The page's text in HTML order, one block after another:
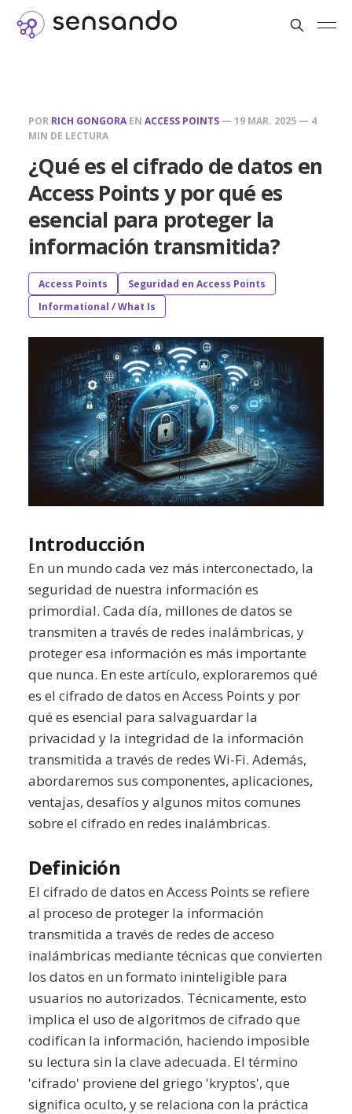
POR RICH GONGORA EN ACCESS POINTS — 19 MAR. 2025 — 4
MIN DE LECTURA
¿Qué es el cifrado de datos en
Access Points y por qué es
esencial para proteger la
información transmitida?
Access Points
Seguridad en Access Points
Informational / What Is
Introducción
En un mundo cada vez más interconectado, la
seguridad de nuestra información es
primordial. Cada día, millones de datos se
transmiten a través de redes inalámbricas, y
proteger esa información es más importante
que nunca. En este artículo, exploraremos qué
es el cifrado de datos en Access Points y por
qué es esencial para salvaguardar la
privacidad y la integridad de la información
transmitida a través de redes Wi-Fi. Además,
abordaremos sus componentes, aplicaciones,
ventajas, desafíos y algunos mitos comunes
sobre el cifrado en redes inalámbricas.
Definición
El cifrado de datos en Access Points se refiere
al proceso de proteger la información
transmitida a través de redes de acceso
inalámbricas mediante técnicas que convierten
los datos en un formato ininteligible para
usuarios no autorizados. Técnicamente, esto
implica el uso de algoritmos de cifrado que
codifican la información, haciendo imposible
su lectura sin la clave adecuada. El término
'cifrado' proviene del griego 'kryptos', que
significa oculto, y se relaciona con la práctica